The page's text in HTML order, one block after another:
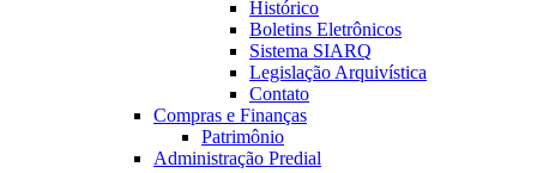
Histórico
Boletins Eletrônicos
Sistema SIARQ
Legislação Arquivística
Contato
Compras e Finanças
Patrimônio
Administração Predial